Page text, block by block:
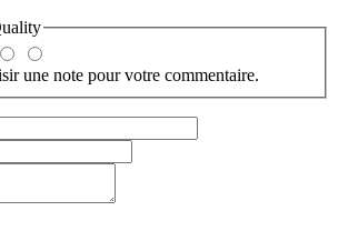
une note pour votre commentaire.